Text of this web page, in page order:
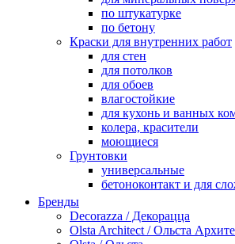
по штукатурке
по бетону
Краски для внутренних работ
для стен
для потолков
для обоев
влагостойкие
для кухонь и ванных
колера, красители
моющиеся
Грунтовки
универсальные
бетоноконтакт и для
по металлу
антикорозийные
под декоративные
Бренды
Decorazza / Декорацца
Olsta Architect / Ольста